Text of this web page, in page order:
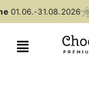
01.06.-31.08.2026